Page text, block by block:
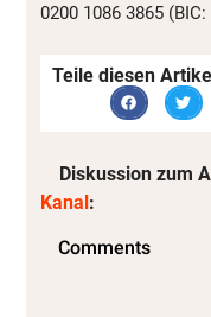
0200 1086 3865
Teile diesen
Diskussion zum
Kanal :